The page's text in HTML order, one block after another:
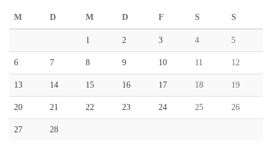
M D M D F S S
1 2 3 4 5
6 7 8 9 10 11 12
13 14 15 16 17 18 19
20 21 22 23 24 25 26
27 28